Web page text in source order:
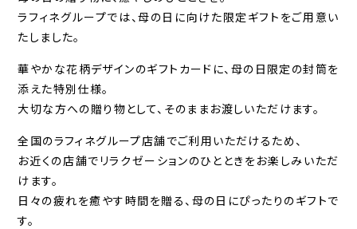
ラフィネグループでは、母の日に向けた限定ギフトをご用意い
たしました。
華やかな花柄デザインのギフトカードに、母の日限定の封筒を
添えた特別仕様。
大切な方への贈り物として、そのままお渡しいただけます。
全国のラフィネグループ店舗でご利用いただけるため、
お近くの店舗でリラクゼーションのひとときをお楽しみいただ
けます。
日々の疲れを癒やす時間を贈る、母の日にぴったりのギフトで
す。